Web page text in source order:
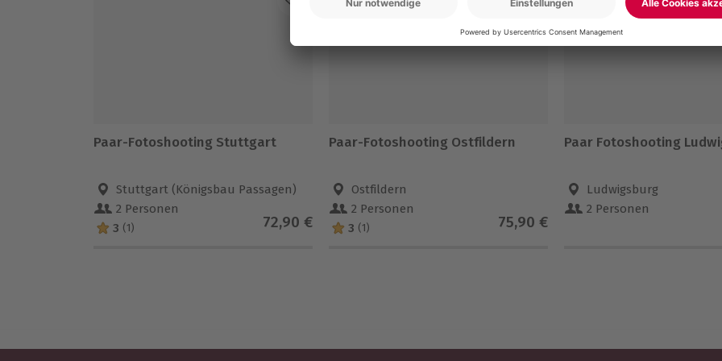
Paar-Fotoshooting Stuttgart
Stuttgart (Königsbau Passagen)
2 Personen
3 (1) 72,90 €
Paar-Fotoshooting Ostfildern
Ostfildern
2 Personen
3 (1) 75,90 €
Paar Fotoshooting
Ludwigsburg
2 Personen